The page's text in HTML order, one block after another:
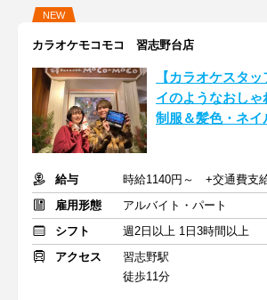
NEW
カラオケモコモコ 習志野台店
【カラオケスタ
イのようなおし
制服＆髪色・ネイ
給与
時給1140円～ +交通費支
雇用形態
アルバイト・パート
シフト
週2日以上 1日3時間以上
アクセス
習志野駅
徒歩11分